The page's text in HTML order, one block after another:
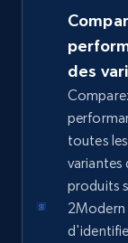
2.4K+
Home
URL,
Sku,
and more.
des
toutes les
variantes
produits
2Modern